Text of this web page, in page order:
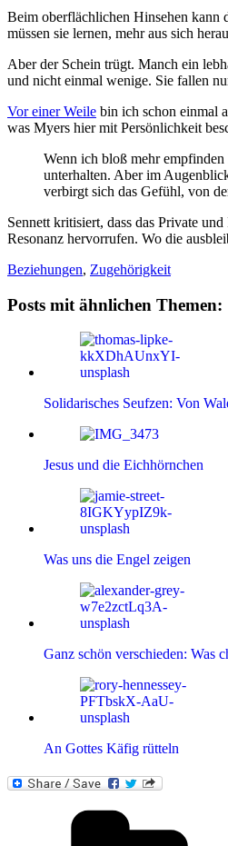
Beim oberflächlichen Hinsehen kann
müssen sie lernen, mehr aus sich
Aber der Schein trügt. Manch ein
und nicht einmal wenige. Sie fallen
Vor einer Weile bin ich schon einmal
was Myers hier mit Persönlichkeit
Wenn ich bloß mehr
unterhalten. Aber im
verbirgt sich das Gefühl, von
Sennett kritisiert, dass das Private
Resonanz hervorrufen. Wo die
Beziehungen, Zugehörigkeit
Posts mit ähnlichen Themen:
Solidarisches Seufzen: Von
Jesus und die Eichhörnchen
Was uns die Engel zeigen
Ganz schön verschieden: Was
An Gottes Käfig rütteln